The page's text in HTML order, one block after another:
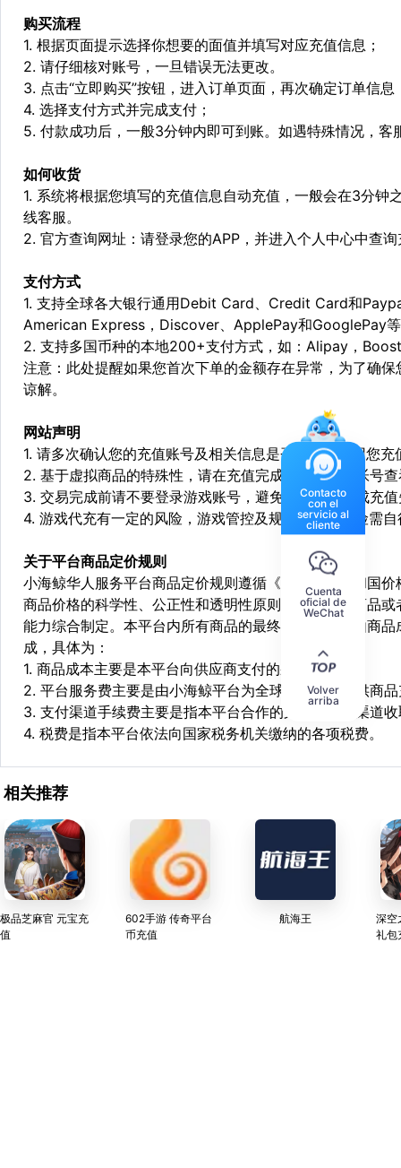
购买流程
1. 根据页面提示选择你想要的面值并填写对应充值信息；
2. 请仔细核对账号，一旦错误无法更改。
3. 点击“立即购买”按钮，进入订单页面，再次确定订单信息
4. 选择支付方式并完成支付；
5. 付款成功后，一般3分钟内即可到账。如遇特殊情况，
如何收货
1. 系统将根据您填写的充值信息自动充值，一般会在3分
线客服。
2. 官方查询网址：请登录您的APP，并进入个人中心中查
支付方式
1. 支持全球各大银行通用Debit Card、Credit Card和
American Express，Discover、ApplePay和GooglePay
2. 支持多国币种的本地200+支付方式，如：Alipay，
注意：此处提醒如果您首次下单的金额存在异常，为了确
谅解。
网站声明
1. 请多次确认您的充值账号及相关信息是否正确，如因您
2. 基于虚拟商品的特殊性，请在充值完成后登陆您的帐号
3. 交易完成前请不要登录游戏账号，避免由于顶号造成充
4. 游戏代充有一定的风险，游戏管控及规则处罚等风险需
关于平台商品定价规则
小海鲸华人服务平台商品定价规则遵循《中华人民共和国
商品价格的科学性、公正性和透明性原则，依据相关商品
能力综合制定。本平台内所有商品的最终销售价格均由商
成，具体为：
1. 商品成本主要是本平台向供应商支付的采购成本；
2. 平台服务费主要是由小海鲸平台为全球华人用户提供商
3. 支付渠道手续费主要是指本平台合作的第三方支付渠道
4. 税费是指本平台依法向国家税务机关缴纳的各项税费。
相关推荐
极品芝麻官 元宝充
值
602手游 传奇平台
币充值
航海王
深空
礼包
Contacto
con el
servicio al
cliente
Cuenta
oficial de
WeChat
Volver
arriba